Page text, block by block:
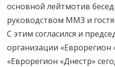
основной лейтмотив
руководством ММЗ и
С этим согласился и
организации «Еврорегион
«Еврорегион «Днестр»